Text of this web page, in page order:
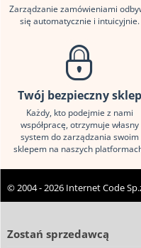
Zarządzanie zamówieniami
się automatycznie i intuicyjnie.
Twój bezpieczny sklep
Każdy, kto podejmie z nami
współpracę, otrzymuje własny
system do zarządzania swoim
sklepem na naszych
© 2004 - 2026 Internet Code
Zostań sprzedawcą